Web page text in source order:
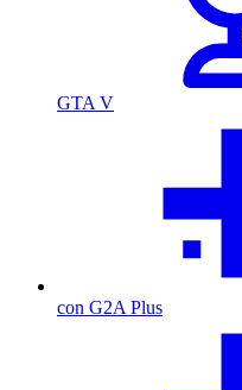
GTA V
con G2A Plus